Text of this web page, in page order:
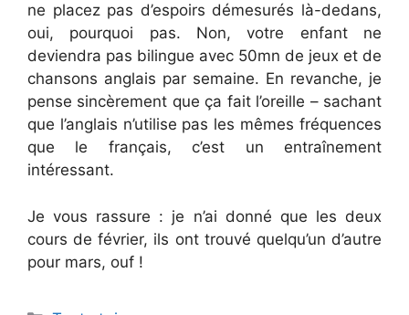
ne placez pas d’espoirs démesurés là-dedans,
oui, pourquoi pas. Non, votre enfant ne
deviendra pas bilingue avec 50mn de jeux et de
chansons anglais par semaine. En revanche, je
pense sincèrement que ça fait l’oreille – sachant
que l’anglais n’utilise pas les mêmes fréquences
que le français, c’est un entraînement
intéressant.
Je vous rassure : je n’ai donné que les deux
cours de février, ils ont trouvé quelqu’un d’autre
pour mars, ouf !